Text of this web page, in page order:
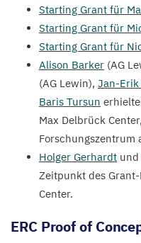
Starting Grant für
Starting Grant für
Starting Grant für
Alison Barker (AG
(AG Lewin), Jan-Erik
Baris Tursun
Max Delbrück
Forschungszentrum
Holger Gerhardt und
Zeitpunkt des
Center.
ERCProof of